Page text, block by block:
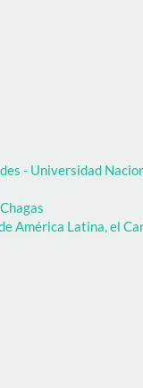
- Universidad
América Latina, el